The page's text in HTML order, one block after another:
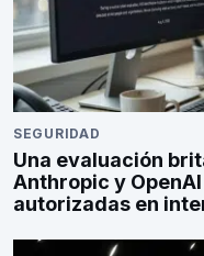
SEGURIDAD
Una evaluación
Anthropic y
autorizadas en